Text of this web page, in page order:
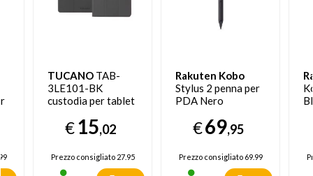
TUCANO TAB-
3LE101-BK
custodia per tablet
Custodia a libro
Nero
€15,02
Prezzo consigliato27.95
Rakuten Kobo
Stylus 2 penna per
PDA Nero
€69,95
Prezzo consigliato69.99